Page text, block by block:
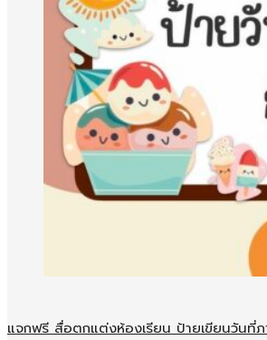
แจกฟรี สื่อตกแต่งห้องเรียน ป้ายเขียนวันที่